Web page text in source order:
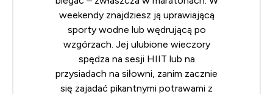
weekendy znajdziesz ją uprawiającą
sporty wodne lub wędrującą po
wzgórzach. Jej ulubione wieczory
spędza na sesji HIIT lub na
przysiadach na siłowni, zanim zacznie
się zajadać pikantnymi potrawami z